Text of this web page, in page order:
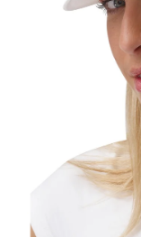
Doprava,
Formulár na výmenu
Akcie v predajniach
Formulár na